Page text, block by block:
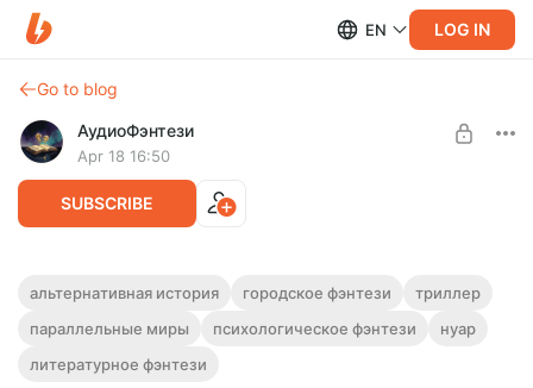
EN LOG IN
Go to blog
АудиоФэнтези
Apr 18 16:50
SUBSCRIBE
Аудиокнига фэнтези "Теневой страж"
Полная версия.
Слушайте эту и другие фэнтези-аудиокниги полностью, без
рекламы и любых ограничений!
Level required:
альтернативная история городское фэнтези
триллер
параллельные миры
психологическое фэнтези
нуар
литературное фэнтези